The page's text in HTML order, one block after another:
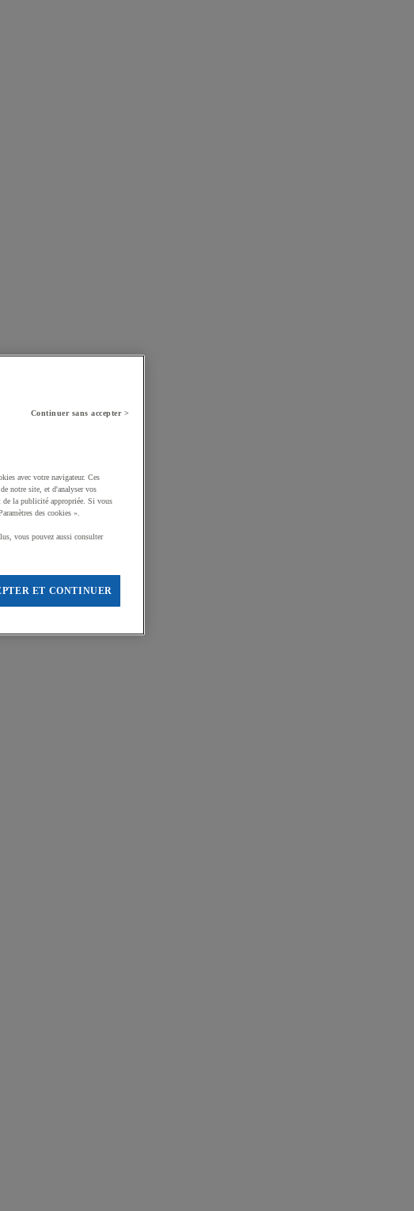
Continuer sans accepter >
avec votre navigateur. Ces
notre site, et d'analyser vos
de la publicité appropriée. Si vous
des cookies ».
vous pouvez aussi consulter
ET CONTINUER